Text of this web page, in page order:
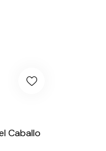
Caballo